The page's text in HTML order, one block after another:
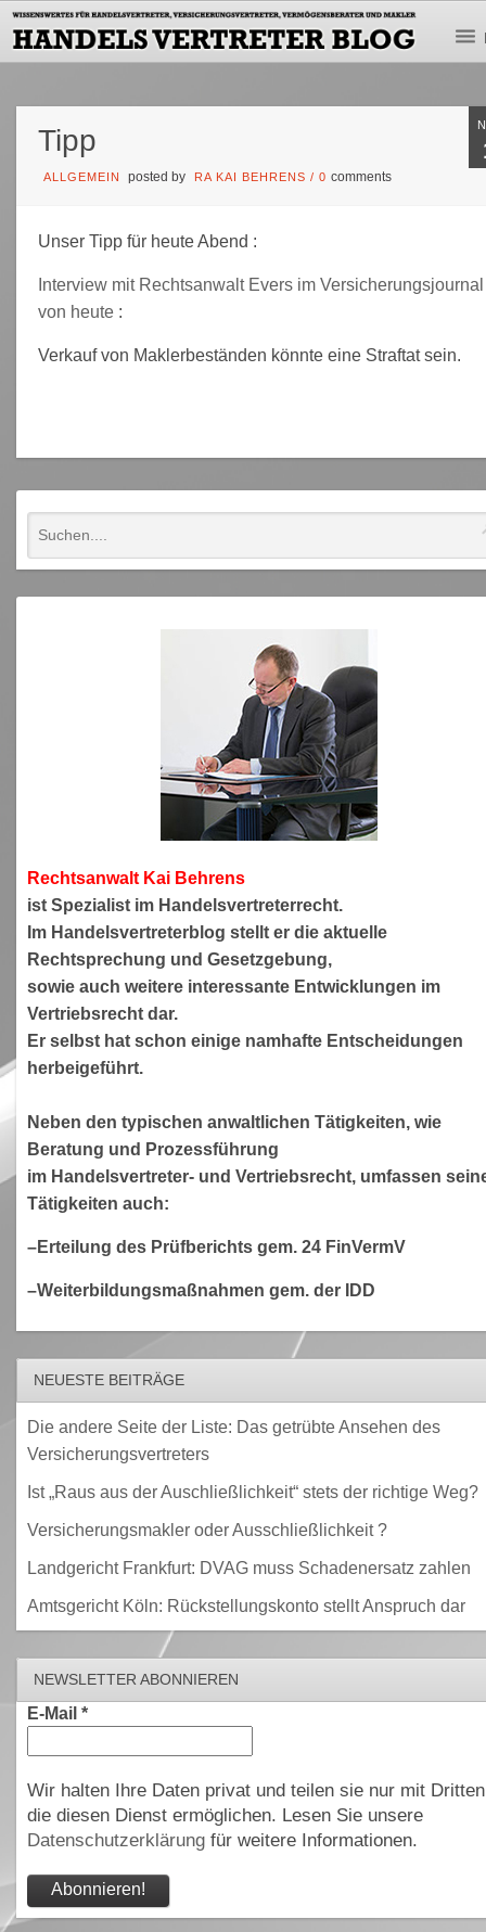
Tipp
ALLGEMEIN posted by RA KAI BEHRENS /0comments
Unser Tipp für heute Abend :
Interview mit Rechtsanwalt Evers im Versicherungsjournal
von heute :
Verkauf von Maklerbeständen könnte eine Straftat sein.
Rechtsanwalt Kai Behrens
ist Spezialist im Handelsvertreterrecht.
Im Handelsvertreterblog stellt er die aktuelle
Rechtsprechung und Gesetzgebung,
sowie auch weitere interessante Entwicklungen im
Vertriebsrecht dar.
Er selbst hat schon einige namhafte Entscheidungen
herbeigeführt.
Neben den typischen anwaltlichen Tätigkeiten, wie
Beratung und Prozessführung
im Handelsvertreter- und Vertriebsrecht, umfassen
Tätigkeiten auch:
–Erteilung des Prüfberichts gem. 24 FinVermV
–Weiterbildungsmaßnahmen gem. der IDD
NEUESTE BEITRÄGE
Die andere Seite der Liste: Das getrübte Ansehen des
Versicherungsvertreters
Ist „Raus aus der Auschließlichkeit“ stets der richtige Weg?
Versicherungsmakler oder Ausschließlichkeit ?
Landgericht Frankfurt: DVAG muss Schadenersatz zahlen
Amtsgericht Köln: Rückstellungskonto stellt Anspruch dar
NEWSLETTER ABONNIEREN
E-Mail *
Wir halten Ihre Daten privat und teilen sie nur mit
die diesen Dienst ermöglichen. Lesen Sie unsere
Datenschutzerklärungfür weitere Informationen.